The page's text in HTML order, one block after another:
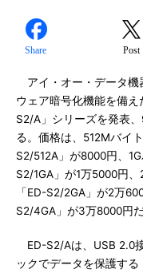
Share Post
アイ・オー・データ機
ウェア暗号化機能を備
S2/A」シリーズを発表
る。価格は、512Mバイ
S2/512A」が8000円、
S2/1GA」が1万5000円
「ED-S2/2GA」が2万
S2/4GA」が3万8000円だ
ED-S2/Aは、USB 2.0
ックでデータを保護す